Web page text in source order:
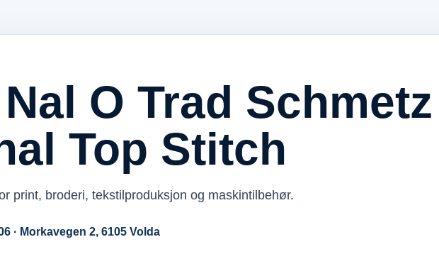
O Trad Schmetz
Top Stitch
print, broderi, tekstilproduksjon og maskintilbehør.
· Morkavegen 2, 6105 Volda